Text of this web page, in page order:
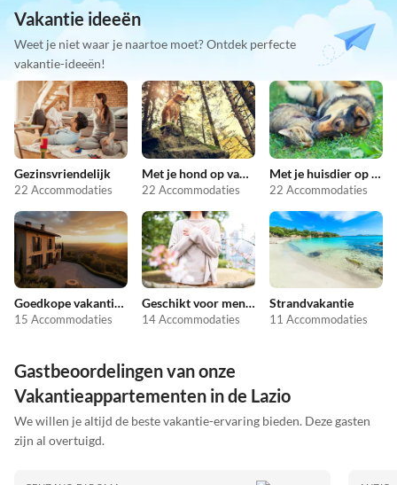
Vakantie ideeën
Weet je niet waar je naartoe moet? Ontdek perfecte
vakantie-ideeën!
Gezinsvriendelijk
22 Accommodaties
Met je hond op vakantie
22 Accommodaties
Met je huisdier op vakantie
22 Accommodaties
Goedkope vakantieappartementen
15 Accommodaties
Geschikt voor mensen met allergieën
14 Accommodaties
Strandvakantie
11 Accommodaties
Gastbeoordelingen van onze
Vakantieappartementen in de Lazio
We willen je altijd de beste vakantie-ervaring bieden. Deze gasten
zijn al overtuigd.